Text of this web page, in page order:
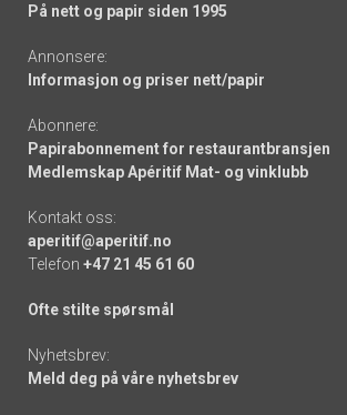
På nett og papir siden 1995
Annonsere:
Informasjon og priser nett/papir
Abonnere:
Papirabonnement for restaurantbransjen
Medlemskap Apéritif Mat- og vinklubb
Kontakt oss:
aperitif@aperitif.no
Telefon +47 21 45 61 60
Ofte stilte spørsmål
Nyhetsbrev:
Meld deg på våre nyhetsbrev